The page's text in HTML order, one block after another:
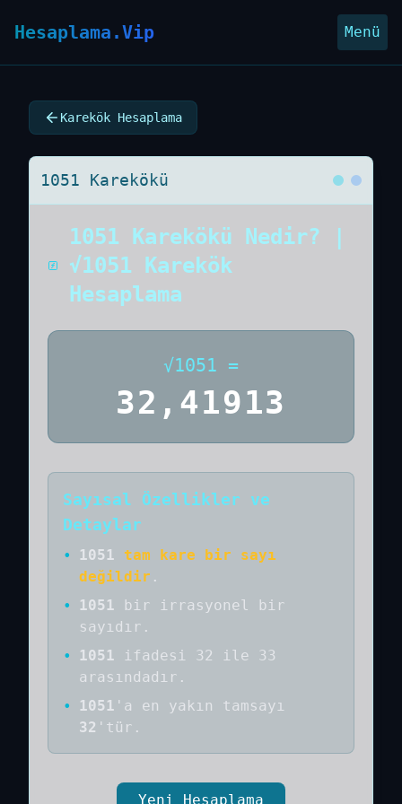
Hesaplama.Vip Menü
Karekök Hesaplama
1051 Karekökü
1051 Karekökü Nedir? |
√1051 Karekök
Hesaplama
√1051 =
32,41913
Sayısal Özellikler ve
Detaylar
• 1051
tam kare bir sayı
değildir .
•
1051 bir
irrasyonel bir
sayıdır .
•
1051
ifadesi 32 ile 33
arasındadır.
•
1051 'a en yakın tamsayı
32 'tür.
Yeni Hesaplama